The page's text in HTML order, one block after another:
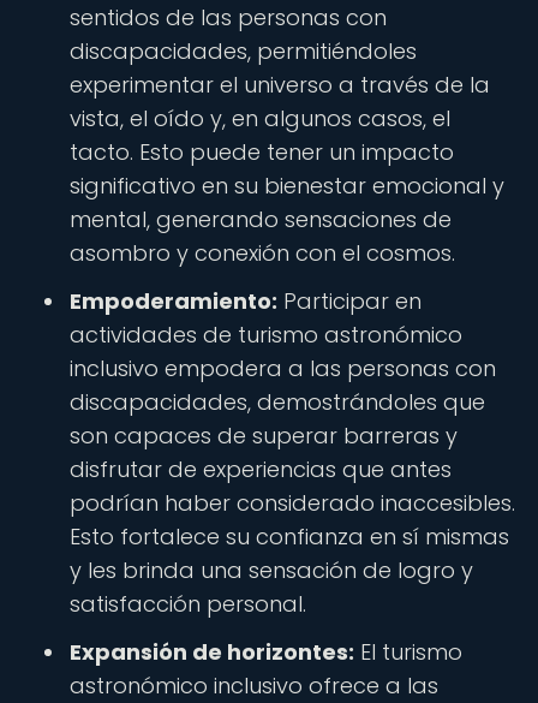
sentidos de las personas con
discapacidades, permitiéndoles
experimentar el universo a través de la
vista, el oído y, en algunos casos, el
tacto. Esto puede tener un impacto
significativo en su bienestar emocional y
mental, generando sensaciones de
asombro y conexión con el cosmos.
Empoderamiento: Participar en
actividades de turismo astronómico
inclusivo empodera a las personas con
discapacidades, demostrándoles que
son capaces de superar barreras y
disfrutar de experiencias que antes
podrían haber considerado inaccesibles.
Esto fortalece su confianza en sí mismas
y les brinda una sensación de logro y
satisfacción personal.
Expansión de horizontes: El turismo
astronómico inclusivo ofrece a las